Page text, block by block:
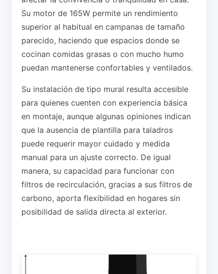
Su motor de 165W permite un rendimiento
superior al habitual en campanas de tamaño
parecido, haciendo que espacios donde se
cocinan comidas grasas o con mucho humo
puedan mantenerse confortables y ventilados.
Su instalación de tipo mural resulta accesible
para quienes cuenten con experiencia básica
en montaje, aunque algunas opiniones indican
que la ausencia de plantilla para taladros
puede requerir mayor cuidado y medida
manual para un ajuste correcto. De igual
manera, su capacidad para funcionar con
filtros de recirculación, gracias a sus filtros de
carbono, aporta flexibilidad en hogares sin
posibilidad de salida directa al exterior.